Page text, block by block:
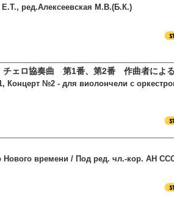
ред.Алексеевская М.В.(Б.К.)
ェロ協奏曲 第1番、第2番 作曲者による
Концерт №2 - для виолончели с
Нового времени / Под ред. чл.-кор. АН